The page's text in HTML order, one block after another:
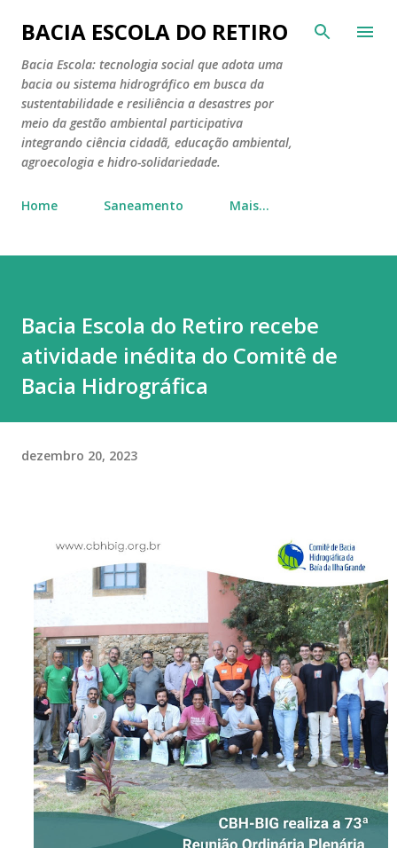
Pular para o conteúdo principal
BACIA ESCOLA DO RETIRO
Bacia Escola: tecnologia social que adota uma
bacia ou sistema hidrográfico em busca da
sustentabilidade e resiliência a desastres por
meio da gestão ambiental participativa
integrando ciência cidadã, educação ambiental,
agroecologia e hidro-solidariedade.
Home Saneamento Mais…
Bacia Escola do Retiro recebe
atividade inédita do Comitê de
Bacia Hidrográfica
dezembro 20, 2023